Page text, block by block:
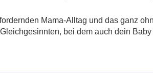
Mama-Alltag und das ganz
bei dem auch dein